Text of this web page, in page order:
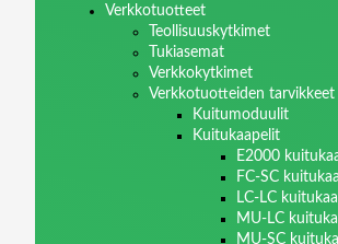
Verkkotuotteet
Teollisuuskytkimet
Tukiasemat
Verkkokytkimet
Verkkotuotteiden tarvikkeet
Kuitumoduulit
Kuitukaapelit
E2000
FC-SC
LC-LC
MU-LC
MU-SC